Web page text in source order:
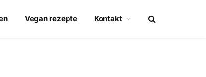
Vegan rezepte Kontakt